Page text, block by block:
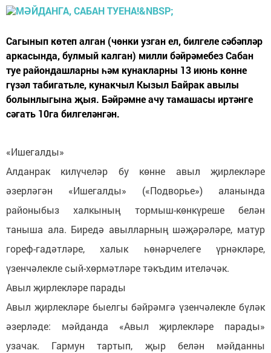
Сагынып көтеп алган (чөнки узган ел, билгеле сәбәпләр
аркасында, булмый калган) милли бәйрәмебез Сабан
туе райондашларны һәм кунакларны 13 июнь көнне
гүзәл табигатьле, кунакчыл Кызыл Байрак авылы
болынлыгына җыя. Бәйрәмне ачу тамашасы иртәнге
сәгать 10га билгеләнгән.
«Ишегалды»
Алданрак килүчеләр бу көнне авыл җирлекләре
әзерләгән «Ишегалды» («Подворье») аланында
районыбыз халкының тормыш-көнкүреше белән
таныша ала. Биредә авылларның шәҗәрәләре, матур
гореф-гадәтләре, халык һөнәрчелеге үрнәкләре,
үзенчәлекле сый-хөрмәтләре тәкъдим ителәчәк.
Авыл җирлекләре парады
Авыл җирлекләре быелгы бәйрәмгә үзенчәлекле бүләк
әзерләде: мәйданда «Авыл җирлекләре парады»
узачак. Гармун тартып, җыр белән мәйданны